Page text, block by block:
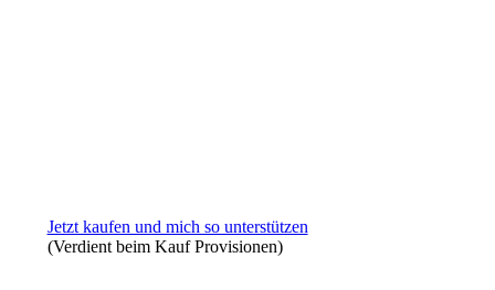
Jetzt kaufen und mich so unterstützen
(Verdient beim Kauf Provisionen)